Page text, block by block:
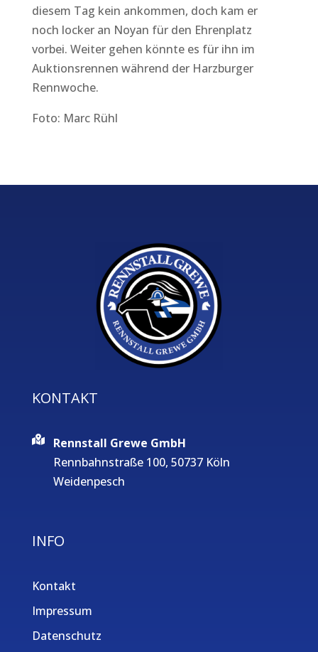
diesem Tag kein ankommen, doch kam er
noch locker an Noyan für den Ehrenplatz
vorbei. Weiter gehen könnte es für ihn im
Auktionsrennen während der Harzburger
Rennwoche.
Foto: Marc Rühl
KONTAKT
Rennstall Grewe GmbH
Rennbahnstraße 100, 50737 Köln
Weidenpesch
INFO
Kontakt
Impressum
Datenschutz